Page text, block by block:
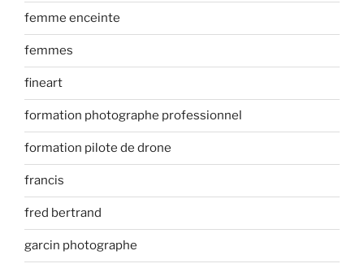
femme enceinte
femmes
fineart
formation photographe professionnel
formation pilote de drone
francis
fred bertrand
garcin photographe